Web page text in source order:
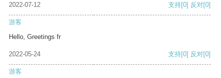
2022-07-12 支持[0] 反对[0]
游客
Hello, Greetings fr
2022-05-24 支持[0] 反对[0]
游客